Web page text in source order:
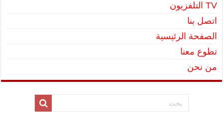
TV التلفزيون
اتصل بنا
الصفحة الرئيسية
تطوع معنا
من نحن